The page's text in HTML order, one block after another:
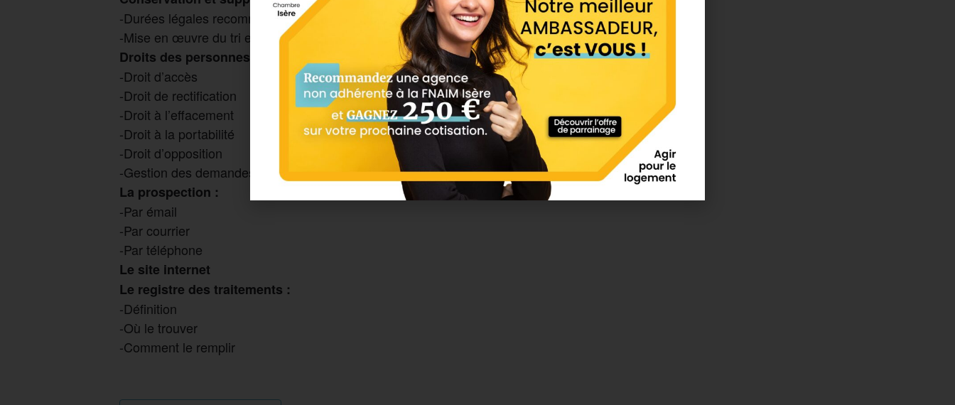
-Durées légales recommandées
-Mise en œuvre du tri et de l’archivage
Droits des personnes :
-Droit d’accès
-Droit de rectification
-Droit à l’effacement
-Droit à la portabilité
-Droit d’opposition
-Gestion des demandes
La prospection :
-Par émail
-Par courrier
-Par téléphone
Le site internet
Le registre des traitements :
-Définition
-Où le trouver
-Comment le remplir